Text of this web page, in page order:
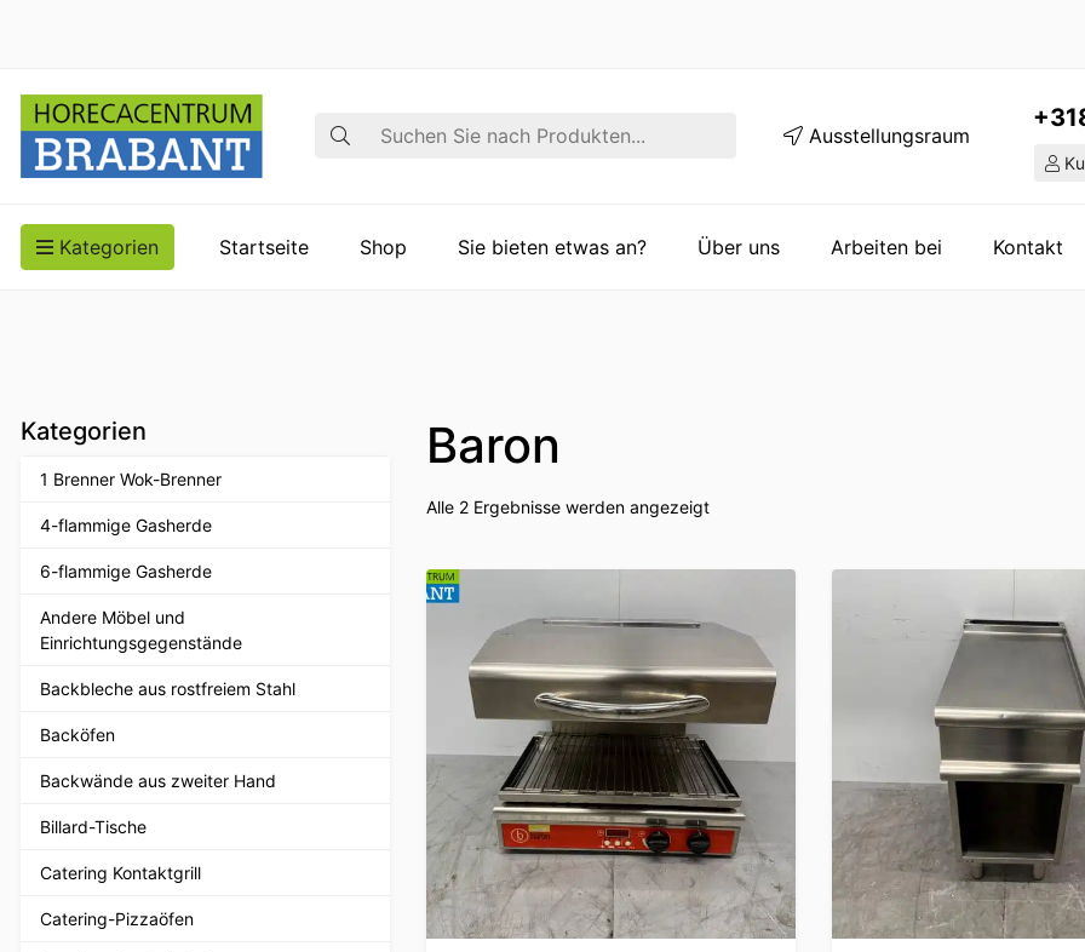
Suche Ausstellungsraum
Kategorien Startseite Shop Sie bieten etwas an? Über uns Arbeiten bei Kontakt
Kategorien
1 Brenner Wok-Brenner
4-flammige Gasherde
6-flammige Gasherde
Andere Möbel und
Einrichtungsgegenstände
Backbleche aus rostfreiem Stahl
Backöfen
Backwände aus zweiter Hand
Billard-Tische
Catering Kontaktgrill
Catering-Pizzaöfen
Baron
Alle 2 Ergebnisse werden angezeigt